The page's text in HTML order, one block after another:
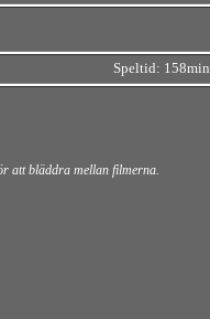
Speltid: 158min
att bläddra mellan filmerna.